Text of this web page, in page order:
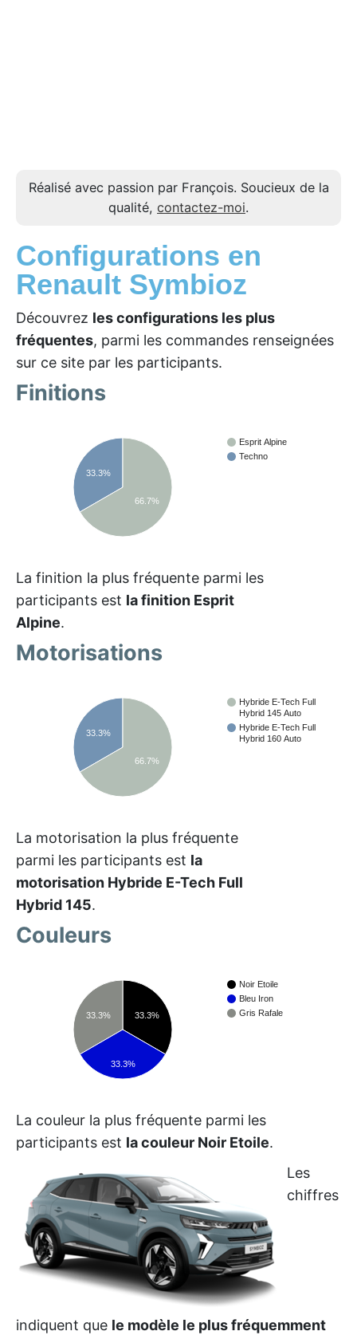
Réalisé avec passion par François. Soucieux de la
qualité, contactez-moi.
Configurations en
Renault Symbioz
Découvrez les configurations les plus
fréquentes, parmi les commandes renseignées
sur ce site par les participants.
Finitions
Esprit Alpine
Techno
33.3%
66.7%
La finition la plus fréquente parmi les
participants est la finition Esprit
Alpine.
Motorisations
Hybride E-Tech Full
Hybrid 145 Auto
Hybride E-Tech Full
Hybrid 160 Auto
33.3%
66.7%
La motorisation la plus fréquente
parmi les participants est la
motorisation Hybride E-Tech Full
Hybrid 145.
Couleurs
Noir Etoile
Bleu Iron
Gris Rafale
33.3%
33.3%
33.3%
La couleur la plus fréquente parmi les
participants est la couleur Noir Etoile.
Les
chiffres
indiquent que le modèle le plus fréquemment